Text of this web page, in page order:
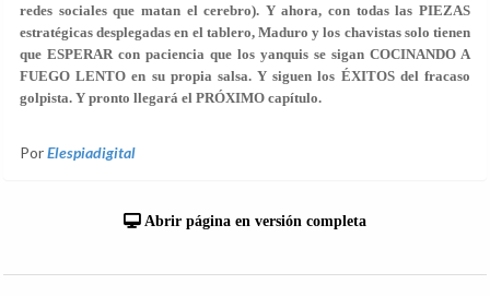
redes sociales que matan el cerebro). Y ahora, con todas las PIEZAS
estratégicas desplegadas en el tablero, Maduro y los chavistas solo tienen
que ESPERAR con paciencia que los yanquis se sigan COCINANDO A
FUEGO LENTO en su propia salsa. Y siguen los ÉXITOS del fracaso
golpista. Y pronto llegará el PRÓXIMO capítulo.
PorElespiadigital
Abrir página en versión completa